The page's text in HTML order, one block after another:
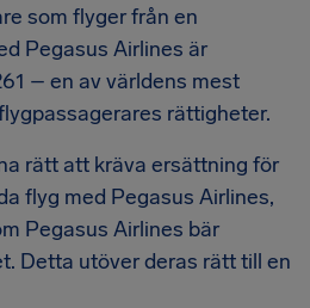
som flyger från en
Pegasus Airlines är
– en av världens mest
rättigheter.
rätt att kräva ersättning för
flyg med Pegasus Airlines,
Pegasus Airlines bär
Detta utöver deras rätt till en